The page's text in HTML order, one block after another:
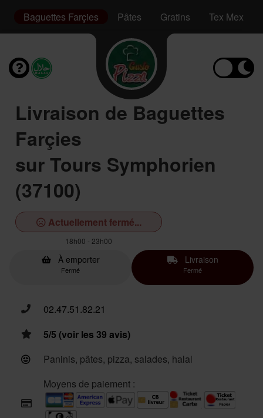
Baguettes Farçies Pâtes Gratins Tex Mex
Livraison de Baguettes
Farçies
sur Tours Symphorien
(37100)
Actuellement fermé...
18h00 - 23h00
À emporter
Fermé
Livraison
Fermé
02.47.51.82.21
5/5 (voir les 39 avis)
Paninis, pâtes, pizza, salades, halal
Moyens de paiement :